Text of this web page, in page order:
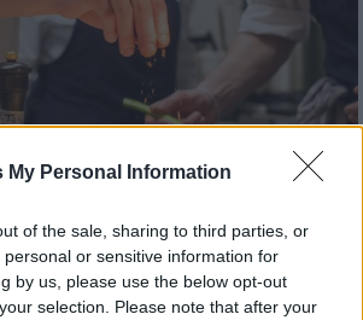
My Personal Information
of the sale, sharing to third parties, or
or sensitive information for
by us, please use the below opt-out
selection. Please note that after your
14:03